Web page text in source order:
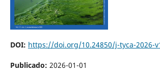
DOI: https://doi.org/10.24850/j-tyca-2026-
Publicado: 2026-01-01